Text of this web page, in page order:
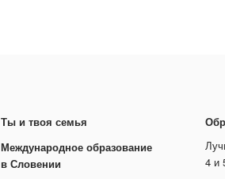
Ты и твоя семья
Международное образование
в Словении
4 и